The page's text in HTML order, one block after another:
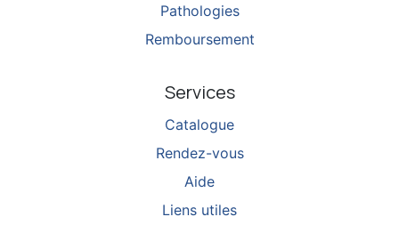
Pathologies
Remboursement
Services
Catalogue
Rendez-vous
Aide
Liens utiles